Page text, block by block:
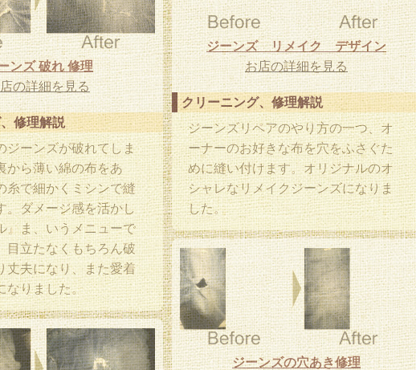
ジーンズ リメイク デザイン
お店の詳細を見る
クリーニング、修理解説
ジーンズリペアのやり方の一つ、オ
ーナーのお好きな布を穴をふさぐた
めに縫い付けます。オリジナルのオ
シャレなリメイクジーンズになりま
した。
ンズ 破れ 修理
の詳細を見る
修理解説
ジーンズが破れてしま
から薄い綿の布をあ
糸で細かくミシンで縫
。ダメージ感を活かし
』ま、いうメニューで
目立たなくもちろん破
丈夫になり、また愛着
なりました。
ジーンズの穴あき修理